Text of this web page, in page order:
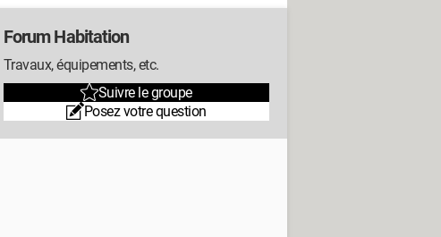
Forum Habitation
Travaux, équipements, etc.
Suivre le groupe
Posez votre question